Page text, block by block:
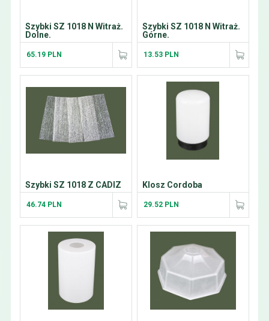
Szybki SZ 1018 N Witraż.
Dolne.
65.19 PLN
Szybki SZ 1018 N Witraż.
Górne.
13.53 PLN
Szybki SZ 1018 Z CADIZ
46.74 PLN
Klosz Cordoba
29.52 PLN